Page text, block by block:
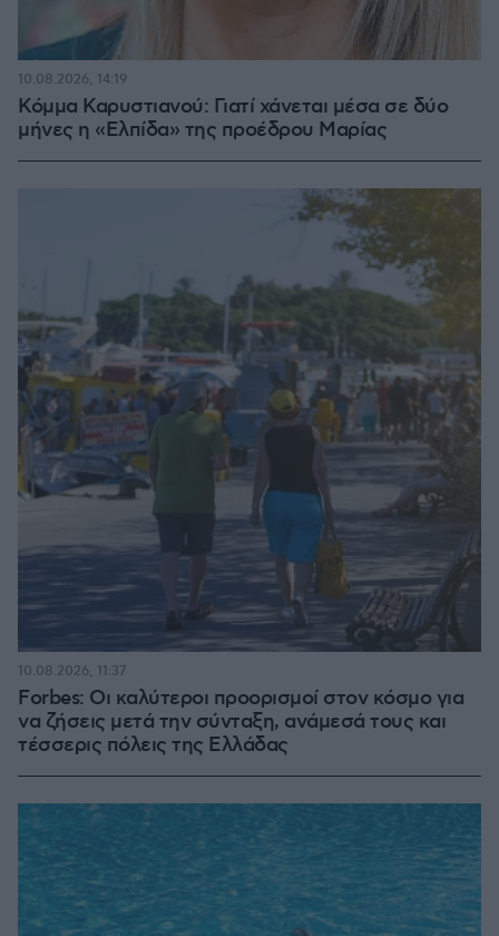
Κόμμα Καρυστιανού: Γιατί χάνεται μέσα σε δύο
μήνες η «Ελπίδα» της προέδρου Μαρίας
10.08.2026, 14:19
Forbes: Οι καλύτεροι προορισμοί στον κόσμο για
να ζήσεις μετά την σύνταξη, ανάμεσά τους και
τέσσερις πόλεις της Ελλάδας
10.08.2026, 11:37